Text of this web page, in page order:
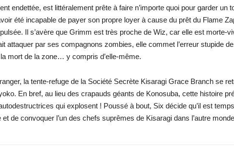
endettée, est littéralement prête à faire n’importe quoi pour garder un
été incapable de payer son propre loyer à cause du prêt du Flame
Il s’avère que Grimm est très proche de Wiz, car elle est morte-
attaquer par ses compagnons zombies, elle commet l’erreur stupide
mort de la zone… y compris d’elle-même.
la tente-refuge de la Société Secrète Kisaragi Grace Branch se
En bref, au lieu des crapauds géants de Konosuba, cette histoire
qui explosent ! Poussé à bout, Six décide qu’il est
de convoquer l’un des chefs suprêmes de Kisaragi dans l’autre